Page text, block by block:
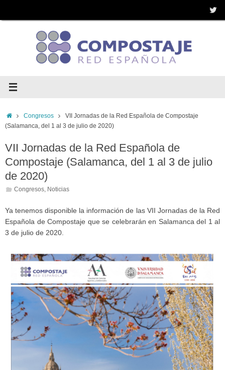
InicioCongresos
VII Jornadas de la Red Española de Compostaje
(Salamanca, del 1 al 3 de julio de 2020)
VII Jornadas de la Red Española de
Compostaje (Salamanca, del 1 al 3 de julio
de 2020)
Congresos, Noticias
Ya tenemos disponible la información de las VII Jornadas de la Red
Española de Compostaje que se celebrarán en Salamanca del 1 al
3 de julio de 2020.